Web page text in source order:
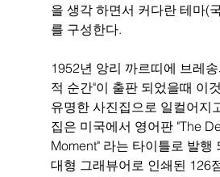
을 생각 하면서 커다란 테마(
를 구성한다.
1952년 앙리 까르띠에 브레
적 순간"이 출판 되었을때 이
유명한 사진집으로 일컬어지
집은 미국에서 영어판 "The
Moment" 라는 타이틀로 발행
대형 그래뷰어로 인쇄된 126